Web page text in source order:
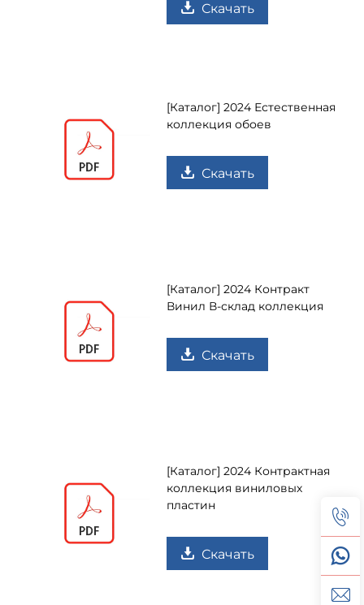
Скачать
[Каталог] 2024 Естественная
коллекция обоев
Скачать
[Каталог] 2024 Контракт
Винил В-склад коллекция
Скачать
[Каталог] 2024 Контрактная
коллекция виниловых
пластин
Скачать